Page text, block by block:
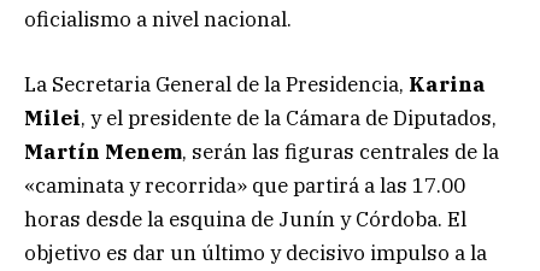
oficialismo a nivel nacional.
La Secretaria General de la Presidencia, Karina
Milei, y el presidente de la Cámara de Diputados,
Martín Menem, serán las figuras centrales de la
«caminata y recorrida» que partirá a las 17.00
horas desde la esquina de Junín y Córdoba. El
objetivo es dar un último y decisivo impulso a la